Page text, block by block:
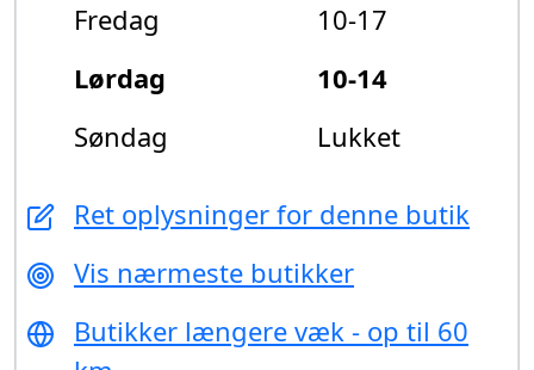
Fredag
10-17
Lørdag
10-14
Søndag
Lukket
Ret oplysninger for denne butik
Vis nærmeste butikker
Butikker længere væk - op til 60